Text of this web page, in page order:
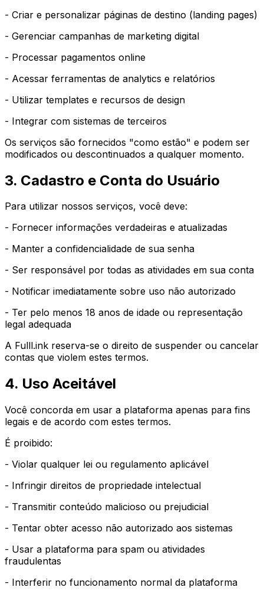
- Criar e personalizar páginas de destino (landing pages)
- Gerenciar campanhas de marketing digital
- Processar pagamentos online
- Acessar ferramentas de analytics e relatórios
- Utilizar templates e recursos de design
- Integrar com sistemas de terceiros
Os serviços são fornecidos "como estão" e podem ser
modificados ou descontinuados a qualquer momento.
3. Cadastro e Conta do Usuário
Para utilizar nossos serviços, você deve:
- Fornecer informações verdadeiras e atualizadas
- Manter a confidencialidade de sua senha
- Ser responsável por todas as atividades em sua conta
- Notificar imediatamente sobre uso não autorizado
- Ter pelo menos 18 anos de idade ou representação
legal adequada
A Fulll.ink reserva-se o direito de suspender ou cancelar
contas que violem estes termos.
4. Uso Aceitável
Você concorda em usar a plataforma apenas para fins
legais e de acordo com estes termos.
É proibido:
- Violar qualquer lei ou regulamento aplicável
- Infringir direitos de propriedade intelectual
- Transmitir conteúdo malicioso ou prejudicial
- Tentar obter acesso não autorizado aos sistemas
- Usar a plataforma para spam ou atividades
fraudulentas
- Interferir no funcionamento normal da plataforma